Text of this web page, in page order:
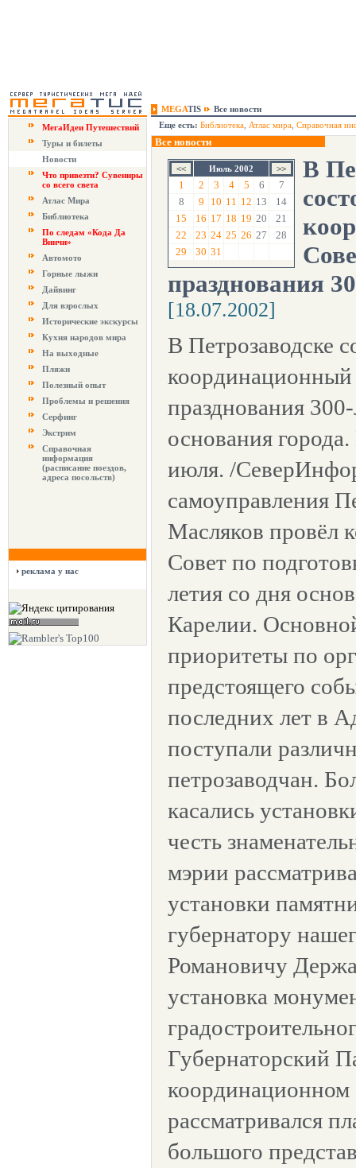
MEGATIS
Все новости
МегаИдеи Путешествий
Туры и билеты
Новости
Что привезти? Сувениры
со всего света
Атлас Мира
Библиотека
По следам «Кода Да
Винчи»
Автомото
Горные лыжи
Дайвинг
Для взрослых
Исторические экскурсы
Кухня народов мира
На выходные
Пляжи
Полезный опыт
Проблемы и решения
Серфинг
Экстрим
Справочная
информация
(расписание поездов,
адреса посольств)
реклама у нас
Еще есть: Библиотека Атлас мира Справочная
Все новости
Июль 2002
1 2 3 4 5 6
7
8
9 10 11 12 13
14
15
16 17 18 19 20
21
22
23 24 25 26 27
28
29
30 31
В
празднования
[18.07.2002]
В Петрозаводске
координационный
празднования
основания
июля. /
самоуправления
Масляков провёл
Совет по
летия со дня
Карелии.
приоритеты по
предстоящего
последних лет в
поступали
петрозаводчан.
касались
честь
мэрии
установки
губернатору
Романовичу
установка
Губернаторский
координационном
рассматривался
большого